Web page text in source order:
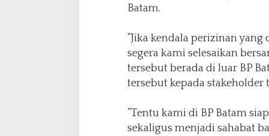
Batam.
“Jika kendala perizinan
segera kami selesaikan
tersebut berada di luar BP
tersebut kepada stakeholder
“Tentu kami di BP Batam
sekaligus menjadi sahabat